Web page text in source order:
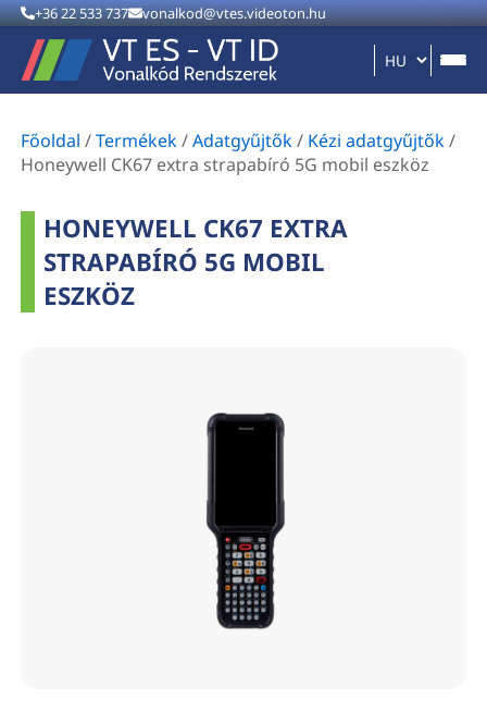
+36 22 533 737 vonalkod@vtes.videoton.hu
Főoldal /Termékek/Adatgyűjtők/ Kézi adatgyűjtők/
Honeywell CK67 extra strapabíró 5G mobil eszköz
HONEYWELL CK67 EXTRA
STRAPABÍRÓ 5G MOBIL
ESZKÖZ